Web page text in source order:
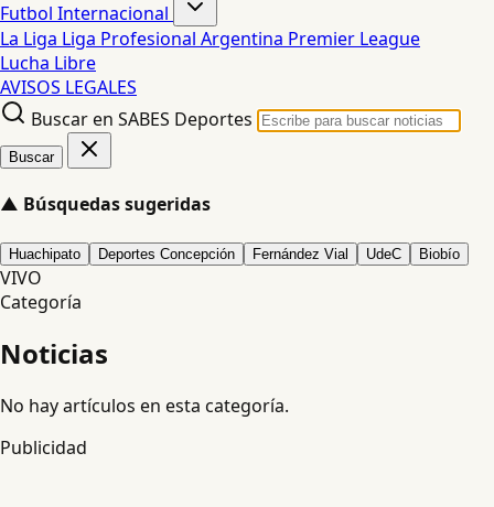
Futbol Internacional
La Liga Liga Profesional Argentina Premier League
Lucha Libre
AVISOS LEGALES
Buscar en SABES Deportes
Buscar
▲ Búsquedas sugeridas
Huachipato Deportes Concepción Fernández Vial UdeC Biobío
VIVO
Categoría
Noticias
No hay artículos en esta categoría.
Publicidad